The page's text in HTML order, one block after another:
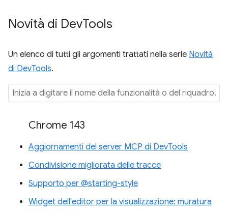
Novità di DevTools
Un elenco di tutti gli argomenti trattati nella serie Novità
di DevTools.
Chrome 143
Aggiornamenti del server MCP di DevTools
Condivisione migliorata delle tracce
Supporto per @starting-style
Widget dell'editor per la visualizzazione: muratura